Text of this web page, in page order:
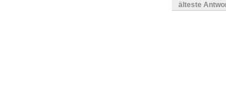
älteste